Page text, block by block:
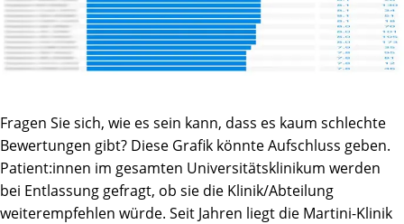
Fragen Sie sich, wie es sein kann, dass es kaum schlechte
Bewertungen gibt? Diese Grafik könnte Aufschluss geben.
Patient:innen im gesamten Universitätsklinikum werden
bei Entlassung gefragt, ob sie die Klinik/Abteilung
weiterempfehlen würde. Seit Jahren liegt die Martini-Klinik